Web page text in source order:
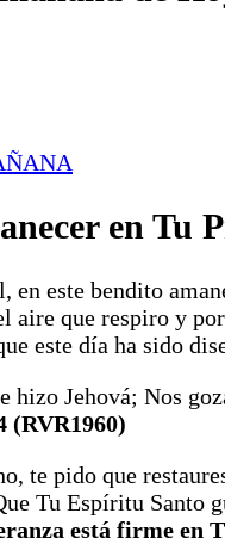
en Tu
en este bendito
aire que respiro y
este día ha sido
hizo Jehová; Nos
(RVR1960)
te pido que
Tu Espíritu Santo
está firme en